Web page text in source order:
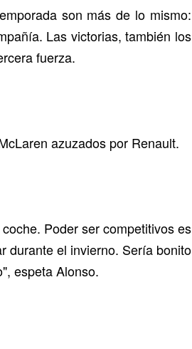
son más de lo mismo:
Las victorias, también los
fuerza.
azuzados por Renault.
Poder ser competitivos es
durante el invierno. Sería bonito
espeta Alonso.